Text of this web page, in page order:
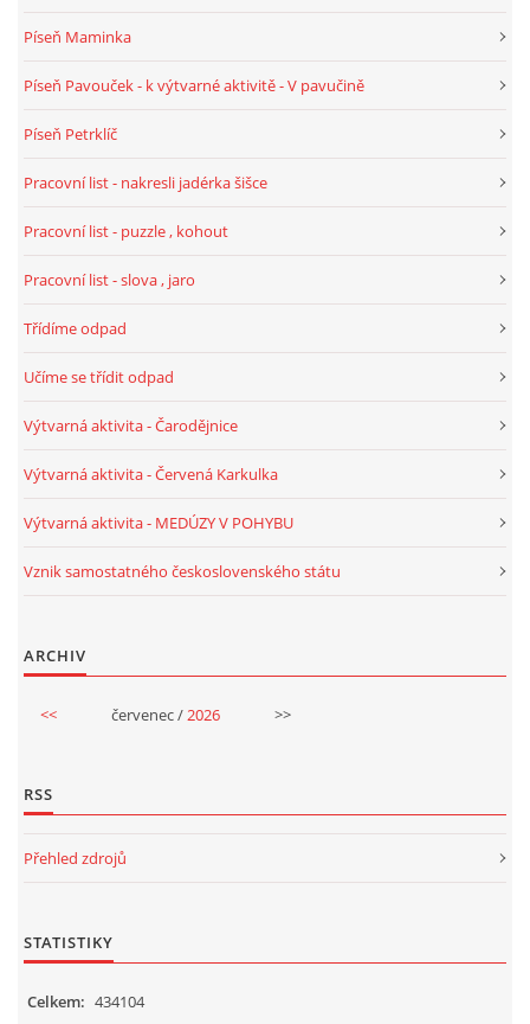
Píseň Maminka
Píseň Pavouček - k výtvarné aktivitě - V pavučině
Píseň Petrklíč
Pracovní list - nakresli jadérka šišce
Pracovní list - puzzle , kohout
Pracovní list - slova , jaro
Třídíme odpad
Učíme se třídit odpad
Výtvarná aktivita - Čarodějnice
Výtvarná aktivita - Červená Karkulka
Výtvarná aktivita - MEDÚZY V POHYBU
Vznik samostatného československého státu
ARCHIV
<< červenec /2026 >>
RSS
Přehled zdrojů
STATISTIKY
Celkem: 434104